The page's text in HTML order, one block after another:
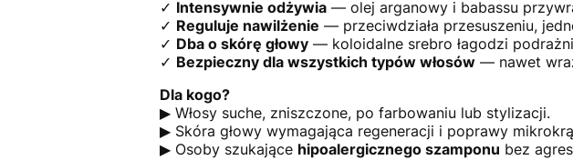
✓ Intensywnie odżywia— olej arganowy i babassu
✓ Reguluje nawilżenie — przeciwdziała przesuszeniu,
✓ Dba o skórę głowy— koloidalne srebro łagodzi
✓ Bezpieczny dla wszystkich typów włosów— nawet
Dla kogo?
▶ Włosy suche, zniszczone, po farbowaniu lub stylizacji.
▶ Skóra głowy wymagająca regeneracji i poprawy
▶ Osoby szukające hipoalergicznego szamponu bez